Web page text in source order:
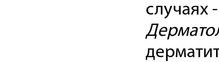
случаях